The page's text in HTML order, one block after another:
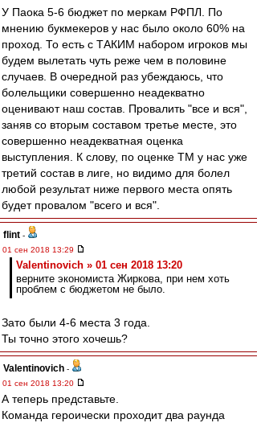
У Паока 5-6 бюджет по меркам РФПЛ. По
мнению букмекеров у нас было около 60% на
проход. То есть с ТАКИМ набором игроков мы
будем вылетать чуть реже чем в половине
случаев. В очередной раз убеждаюсь, что
болельщики совершенно неадекватно
оценивают наш состав. Провалить "все и вся",
заняв со вторым составом третье месте, это
совершенно неадекватная оценка
выступления. К слову, по оценке ТМ у нас уже
третий состав в лиге, но видимо для болел
любой результат ниже первого места опять
будет провалом "всего и вся".
flint -
01 сен 2018 13:29
Valentinovich » 01 сен 2018 13:20
верните экономиста Жиркова, при нем хоть
проблем с бюджетом не было.
Зато были 4-6 места 3 года.
Ты точно этого хочешь?
Valentinovich -
01 сен 2018 13:20
А теперь представьте.
Команда героически проходит два раунда